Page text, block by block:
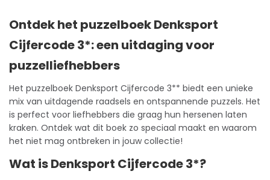
Ontdek het puzzelboek Denksport
Cijfercode 3*: een uitdaging voor
puzzelliefhebbers
Het puzzelboek Denksport Cijfercode 3** biedt een unieke
mix van uitdagende raadsels en ontspannende puzzels. Het
is perfect voor liefhebbers die graag hun hersenen laten
kraken. Ontdek wat dit boek zo speciaal maakt en waarom
het niet mag ontbreken in jouw collectie!
Wat is Denksport Cijfercode 3*?